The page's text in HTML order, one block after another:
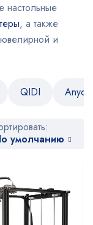
настольные
, а также
и
QIDI
умолчанию